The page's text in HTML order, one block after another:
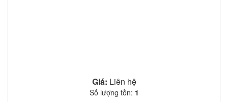
Giá: Liên hệ
Số lượng tồn: 1